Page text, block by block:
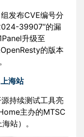
发布CVE编号分
39907”的漏
升级至
的版本
海站
持续测试工具亮
主办的MTSC
站）。